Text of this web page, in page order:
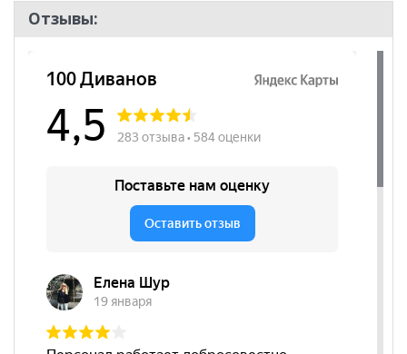
Назначение
Высота
места, мм
540
Наличие
подлокотников
да
да
Материал
сиденья
Эко-кожа
Бренд
Отзывы: